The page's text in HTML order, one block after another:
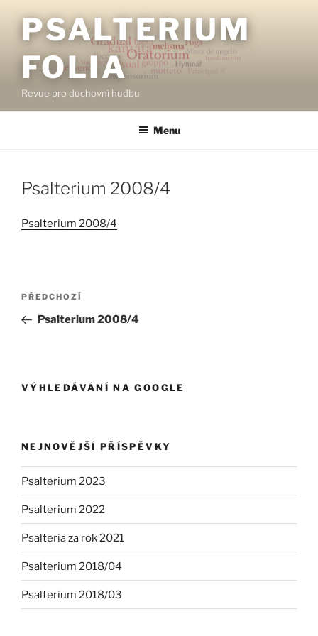
obsahu
webu
PSALTERIUM
FOLIA
Revue pro duchovní hudbu
Menu
Psalterium 2008/4
Psalterium 2008/4
Navigace
příspěvek
Předchozí
příspěvek
PŘEDCHOZÍ
Psalterium 2008/4
VÝHLEDÁVÁNÍ NA GOOGLE
NEJNOVĚJŠÍ PŘÍSPĚVKY
Psalterium 2023
Psalterium 2022
Psalteria za rok 2021
Psalterium 2018/04
Psalterium 2018/03